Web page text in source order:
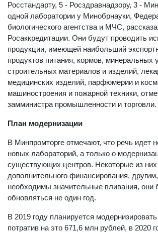
Росстандарту, 5 - Росздравнадзору, 3 -
одной лаборатории у Минобрнауки,
биологического агентства и МЧС,
Росаккредитации. Они будут проводить
продукции, имеющей наибольший
продуктов питания, кормов, минеральных
строительных материалов и изделий,
медицинских изделий, парфюмерии и
машиностроения и пожарной техники,
замминистра промышленности и торговли.
План модернизации
В Минпромторге отмечают, что речь идет
новых лабораторий, а только о
существующих центров. Некоторые из
дополнительного финансирования,
необходимы значительные вливания, они
обновляться не один год.
В 2019 году планируется
потратив на это 671,6 млн рублей, в 2020